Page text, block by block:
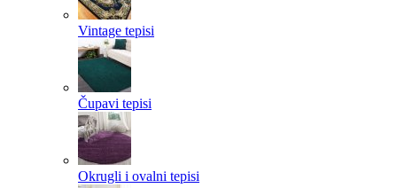
Vintage tepisi
Čupavi tepisi
Okrugli i ovalni tepisi